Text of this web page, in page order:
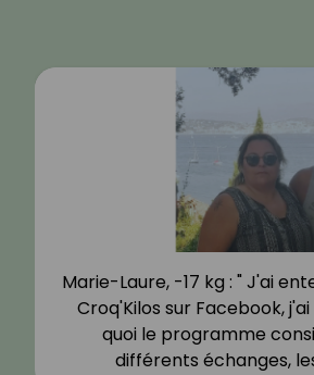
Marie-Laure, -17 kg : " J'ai
Croq'Kilos sur Facebook,
quoi le programme
différents échanges,